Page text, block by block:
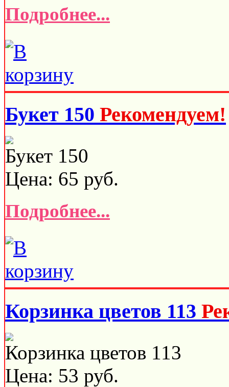
Подробнее...
Букет 150 Рекомендуем!
Букет 150
Цена: 65 руб.
Подробнее...
Корзинка цветов 113
Корзинка цветов 113
Цена: 53 руб.